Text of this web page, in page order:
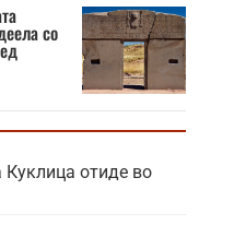
со
Куклица отиде во